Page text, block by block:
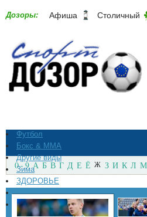
Дозоры: Афиша Столичный
Футбол
Бокс & ММА
Другие виды
Зима
ЗДОРОВЬЕ
СпортМагазины
Архив
0 - 9 А Б В Г Д Е Ё Ж З И К Л М